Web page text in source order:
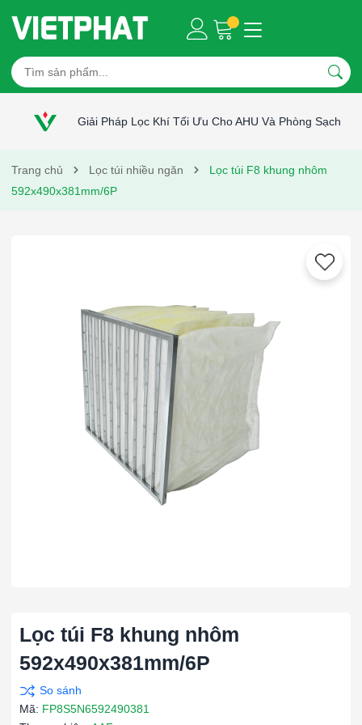
Giải Pháp Lọc Khí Tối Ưu Cho AHU Và Phòng Sạch
Trang chủ Lọc túi nhiều ngăn
Lọc túi F8 khung nhôm
592x490x381mm/6P
Lọc túi F8 khung nhôm
592x490x381mm/6P
Mã: FP8S5N6592490381